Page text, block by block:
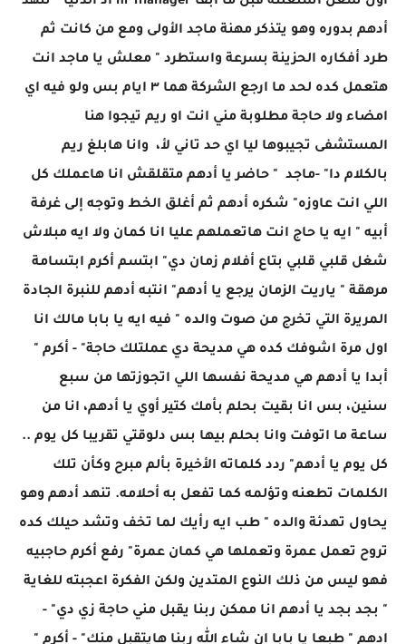
أدهم بدوره وهو يتذكر مهنة ماجد الأولى ومع من كانت ثم
طرد أفكاره الحزينة بسرعة واستطرد " معلش يا ماجد انت
هتعمل كده لحد ما ارجع الشركة هما ٣ ايام بس ولو فيه اي
امضاء ولا حاجة مطلوبة مني انت او ريم تيجوا هنا
المستشفى تجيبوها ليا اي حد تاني لأ، وانا هابلغ ريم
بالكلام دا" -ماجد " حاضر يا أدهم متقلقش انا هاعملك كل
اللي انت عاوزه" شكره أدهم ثم أغلق الخط وتوجه إلى غرفة
أبيه " ايه يا حاج انت هاتعملهم عليا انا كمان ولا ايه مبلاش
شغل قلبي قلبي بتاع أفلام زمان دي" ابتسم أكرم ابتسامة
مرهقة " ياريت الزمان يرجع يا أدهم" انتبه أدهم للنبرة الجادة
المريرة التي تخرج من صوت والده " فيه ايه يا بابا مالك انا
اول مرة اشوفك كده هي مديحة دي عملتلك حاجة" - أكرم "
أبدا يا أدهم هي مديحة نفسها اللي اتجوزتها من سبع
سنين، بس انا بقيت بحلم بأمك كتير أوي يا أدهم، انا من
ساعة ما اتوفت وانا بحلم بيها بس دلوقتي تقريبا كل يوم ..
كل يوم يا أدهم" ردد كلماته الأخيرة بألم مبرح وكأن تلك
الكلمات تطعنه وتؤلمه كما تفعل به أحلامه. تنهد أدهم وهو
يحاول تهدئة والده " طب ايه رأيك لما تخف وتشد حيلك كده
تروح تعمل عمرة وتعملها هي كمان عمرة" رفع أكرم حاجبيه
فهو ليس من ذلك النوع المتدين ولكن الفكرة اعجبته للغاية
" بجد بجد يا أدهم انا ممكن ربنا يقبل مني حاجة زي دي" -
ادهم " طبعا يا بابا ان شاء الله ربنا هايتقبل منك" - أكرم "